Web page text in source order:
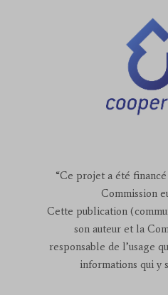
“Ce projet a été
Commission
Cette publication
son auteur et la
responsable de l’usage
informations qui y